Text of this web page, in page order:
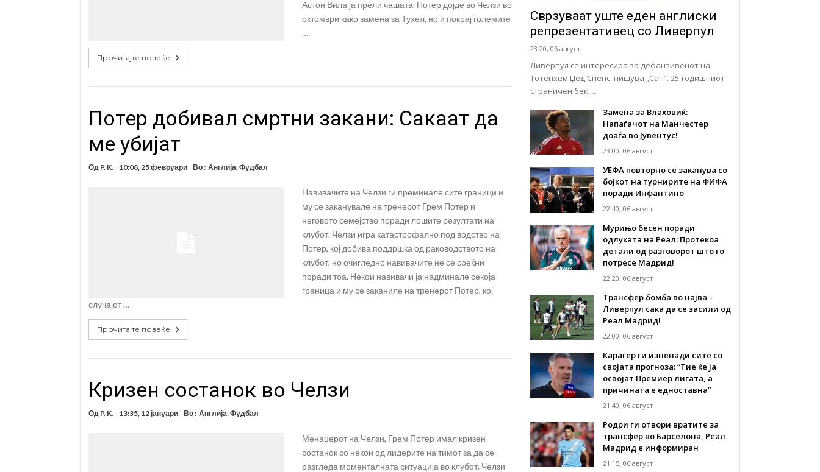
Астон Вила ја прели чашата. Потер дојде во Челзи во
октомври како замена за Тухел, но и покрај големите
…
Прочитајте повеќе
Потер добивал смртни закани: Сакаат да
ме убијат
Од P. K. 10:08, 25 февруари Во : Англија Фудбал
Навивачите на Челзи ги преминале сите граници и
му се заканувале на тренерот Грем Потер и
неговото семејство поради лошите резултати на
клубот. Челзи игра катастрофално под водство на
Потер, кој добива поддршка од раководството на
клубот, но очигледно навивачите не се среќни
поради тоа. Некои навивачи ја надминале секоја
граница и му се заканиле на тренерот Потер, кој
случајот …
Прочитајте повеќе
Кризен состанок во Челзи
Од P. K. 13:35, 12 јануари Во : Англија Фудбал
Менаџерот на Челзи, Грем Потер имал кризен
состанок со некои од лидерите на тимот за да се
разгледа моменталната ситуација во клубот. Челзи
Сврзуваат уште еден англиски
репрезентативец со Ливерпул
23:20, 06 август
Ливерпул се интересира за дефанзивецот на
Тотенхем Џед Спенс, пишува „Сан“. 25-годишниот
страничен бек …
Замена за Влаховиќ:
Напаѓачот на Манчестер
доаѓа во Јувентус!
23:00, 06 август
УЕФА повторно се заканува со
бојкот на турнирите на ФИФА
поради Инфантино
22:40, 06 август
Мурињо бесен поради
одлуката на Реал: Протекоа
детали од разговорот што го
потресе Мадрид!
22:20, 06 август
Трансфер бомба во најва –
Ливерпул сака да се засили од
Реал Мадрид!
22:00, 06 август
Карагер ги изненади сите со
својата прогноза: “Тие ќе ја
освојат Премиер лигата, а
причината е едноставна”
21:40, 06 август
Родри ги отвори вратите за
трансфер во Барселона, Реал
Мадрид е информиран
21:15, 06 август